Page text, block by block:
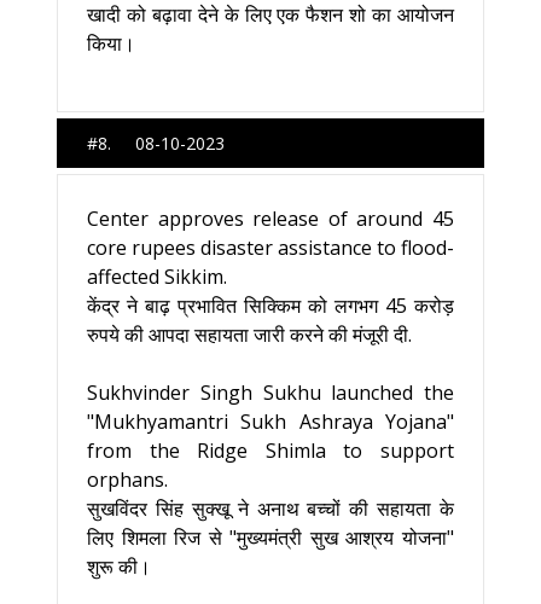
खादी को बढ़ावा देने के लिए एक फैशन शो का आयोजन
किया।
#8. 08-10-2023
Center approves release of around 45
core rupees disaster assistance to flood-
affected Sikkim.
केंद्र ने बाढ़ प्रभावित सिक्किम को लगभग 45 करोड़
रुपये की आपदा सहायता जारी करने की मंजूरी दी.
Sukhvinder Singh Sukhu launched the
"Mukhyamantri Sukh Ashraya Yojana"
from the Ridge Shimla to support
orphans.
सुखविंदर सिंह सुक्खू ने अनाथ बच्चों की सहायता के
लिए शिमला रिज से "मुख्यमंत्री सुख आश्रय योजना"
शुरू की।